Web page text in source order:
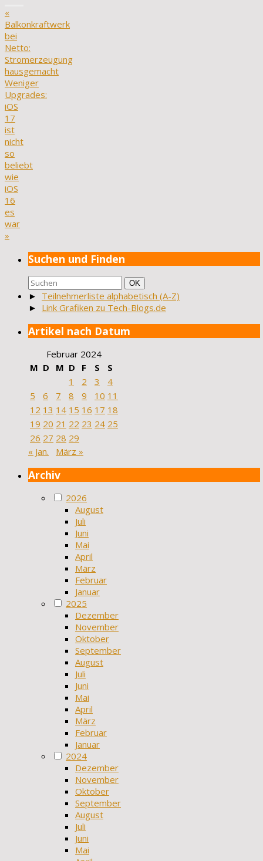
«
Balkonkraftwerk
bei
Netto:
Stromerzeugung
hausgemacht
Weniger
Upgrades:
iOS
17
ist
nicht
so
beliebt
wie
iOS
16
es
war
»
Suchen und Finden
Suchen
nach:
Suchen
OK
► Teilnehmerliste alphabetisch (A-Z)
► Link Grafiken zu Tech-Blogs.de
Artikel nach Datum
Februar 2024
M D M D F S
S
1
2 3
4
5
6 7 8 9 10 11
12 13 14 15 16 17 18
19 20 21 22 23 24 25
26 27 28 29
« Jan.
März »
Archiv
2026
August
Juli
Juni
Mai
April
März
Februar
Januar
2025
Dezember
November
Oktober
September
August
Juli
Juni
Mai
April
März
Februar
Januar
2024
Dezember
November
Oktober
September
August
Juli
Juni
Mai